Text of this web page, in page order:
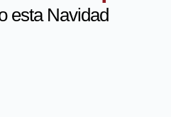
esta Navidad